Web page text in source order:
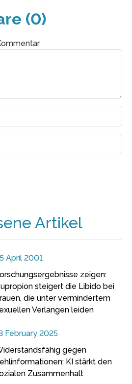
(0)
Artikel
April 2001
zeigen:
steigert die Libido bei
die unter vermindertem
Verlangen leiden
February 2025
gegen
KI stärkt den
Zusammenhalt